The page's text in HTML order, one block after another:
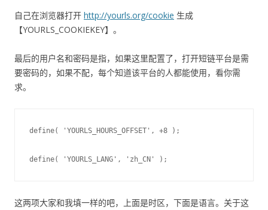
自己在浏览器打开 http://yourls.org/cookie 生成
【YOURLS_COOKIEKEY】。
最后的用户名和密码是指，如果这里配置了，打开短链平台是需
要密码的，如果不配，每个知道该平台的人都能使用，看你需
求。
define( 'YOURLS_HOURS_OFFSET', +8 );
这两项大家和我填一样的吧，上面是时区，下面是语言。关于这